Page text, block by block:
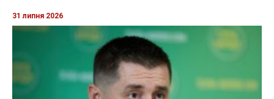
31 липня 2026